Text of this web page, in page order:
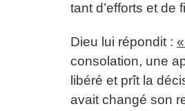
tant d’efforts et de
Dieu lui répondit :
consolation, une
libéré et prît la
avait changé son